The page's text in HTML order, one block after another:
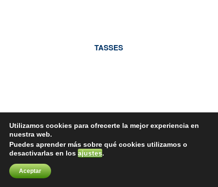
TASSES
Utilizamos cookies para ofrecerte la mejor experiencia en
nuestra web.
Puedes aprender más sobre qué cookies utilizamos o
desactivarlas en los ajustes.
Aceptar